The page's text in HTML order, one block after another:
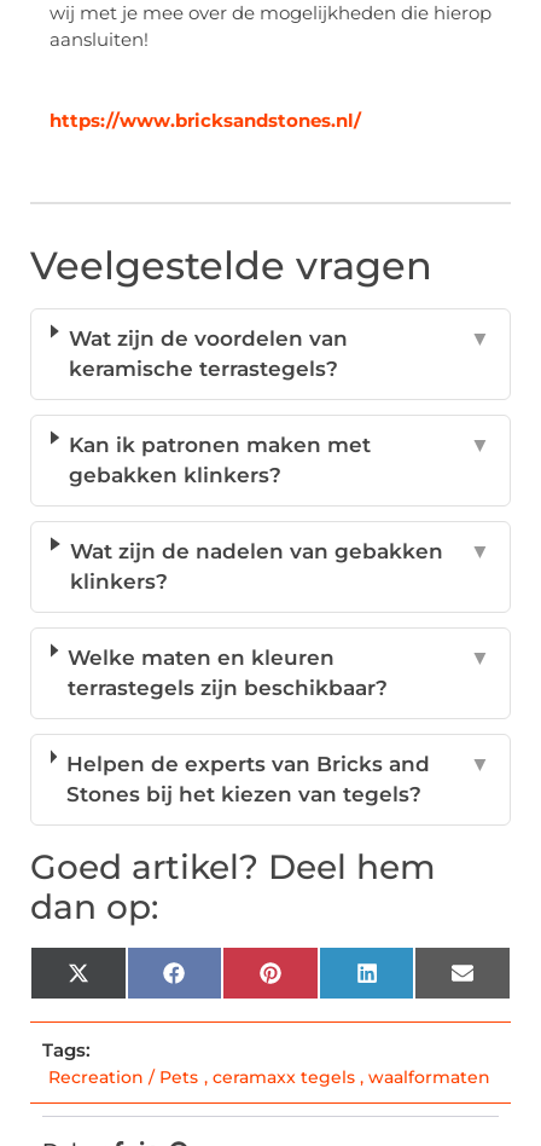
wij met je mee over de mogelijkheden die hierop
aansluiten!
https://www.bricksandstones.nl/
Veelgestelde vragen
Wat zijn de voordelen van
keramische terrastegels?
▼
Kan ik patronen maken met
gebakken klinkers?
▼
Wat zijn de nadelen van gebakken
klinkers?
▼
Welke maten en kleuren
terrastegels zijn beschikbaar?
▼
Helpen de experts van Bricks and
Stones bij het kiezen van tegels?
▼
Goed artikel? Deel hem
dan op:
X
(Twitter)
FacebookPinterestLinkedInEmail
Tags:
Recreation / Pets , ceramaxx tegels , waalformaten